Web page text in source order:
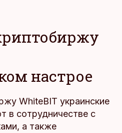
настрое
WhiteBIT украинские
в сотрудничестве с
а также